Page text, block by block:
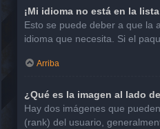
¡Mi idioma no está en la
Esto se puede deber a que la
idioma que necesita. Si el
Arriba
¿Qué es la imagen al lado
Hay dos imágenes que
(rank) del usuario,